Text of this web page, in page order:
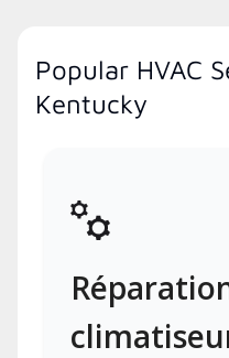
Popular HVAC
Kentucky